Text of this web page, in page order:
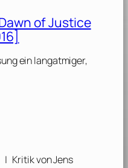
of Justice
ein langatmiger,
| Kritik von Jens